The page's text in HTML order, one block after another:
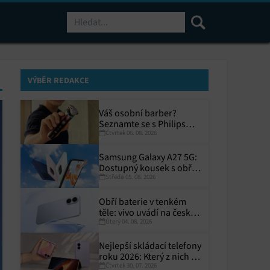
VÝBĚR REDAKCE
Váš osobní barber?
Seznamte se s Philips
i9000 Prestige Ultra
Čtvrtek 06. 08. 2026
Samsung Galaxy A27 5G:
Dostupný kousek s obřím
displejem
Středa 05. 08. 2026
Obří baterie v tenkém
těle: vivo uvádí na český
trh V70 Lite 5G
Úterý 04. 08. 2026
Nejlepší skládací telefony
roku 2026: Který z nich si
zaslouží místo ve vaší
Čtvrtek 30. 07. 2026